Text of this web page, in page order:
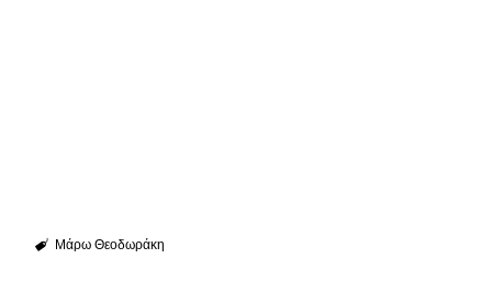
Μάρω Θεοδωράκη